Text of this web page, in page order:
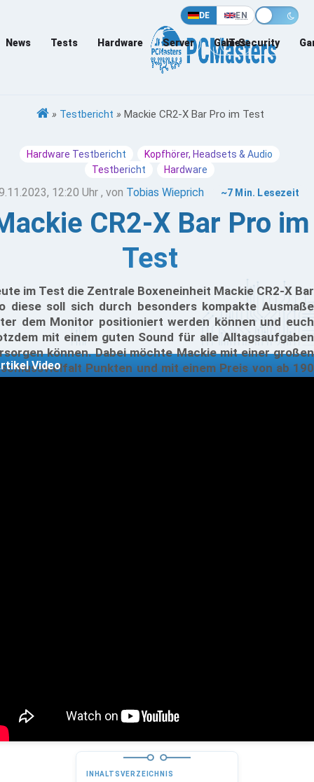
DE EN
News Tests Hardware Server Games
IT-Security
» Testbericht » Mackie CR2-X Bar Pro im Test
Hardware Testbericht
Kopfhörer, Headsets & Audio
Testbericht
Hardware
12:20 Uhr , von Tobias Wieprich ~7 Min. Lesezeit
CR2-X Bar Pro im
Test
im Test die Zentrale Boxeneinheit Mackie CR2-X Bar
diese soll sich durch besonders kompakte Ausmaße
dem Monitor positioniert werden können und euch
mit einem guten Sound für alle Alltagsaufgaben
können. Dabei möchte Mackie mit einer großen
Punkten und mit einem Preis von ab 190
Video
INHALTSVERZEICHNIS